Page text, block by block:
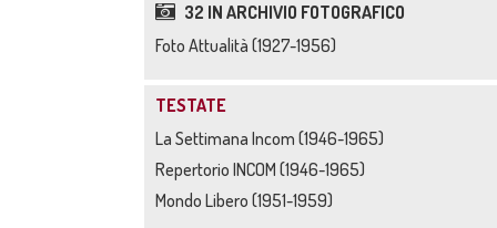
32 IN ARCHIVIO FOTOGRAFICO
Foto Attualità (1927-1956)
TESTATE
La Settimana Incom (1946-1965)
Repertorio INCOM (1946-1965)
Mondo Libero (1951-1959)